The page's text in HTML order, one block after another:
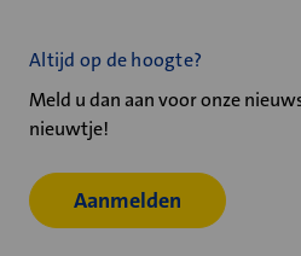
Altijd op de hoogte?
Meld u dan aan voor onze
nieuwtje!
Aanmelden